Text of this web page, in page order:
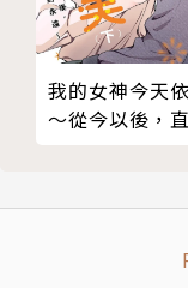
我的女神今天
～從今以後，